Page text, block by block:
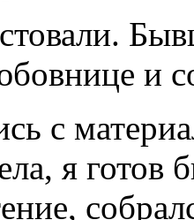
и
с
я